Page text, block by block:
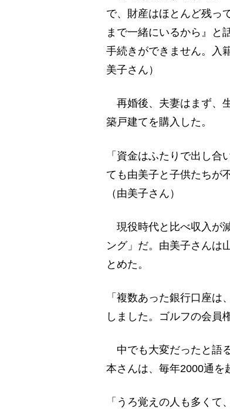
で、財産はほとんど残っ
まで一緒にいるから』と
手続きができません。入
美子さん）
再婚後、夫妻はまず、
築戸建てを購入した。
「資金はふたりで出し
ても由美子と子供たちが
（由美子さん）
現役時代と比べ収入が
ング」だ。由美子さんは
とめた。
「複数あった銀行口座
しました。ゴルフの会員
中でも大変だったと語
本さんは、毎年2000通を
「うろ覚えの人も多く